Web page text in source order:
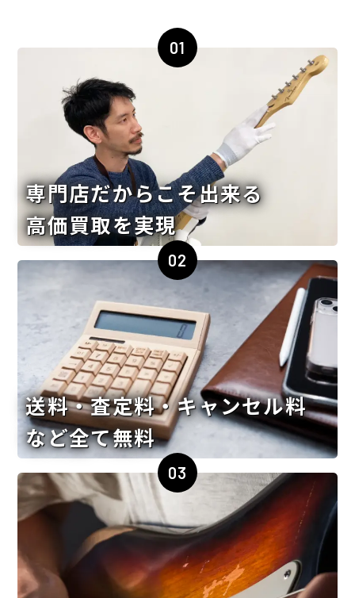
01
専門店だからこそ出来る
高価買取を実現
02
送料・査定料・キャンセル料
など全て無料
03